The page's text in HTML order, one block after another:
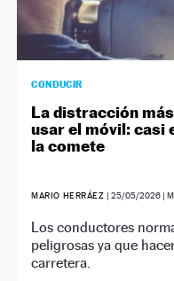
CONDUCIR
La distracción
usar el móvil: casi
la comete
MARIO HERRÁEZ | 25/05/2026|
Los conductores
peligrosas ya que
carretera.